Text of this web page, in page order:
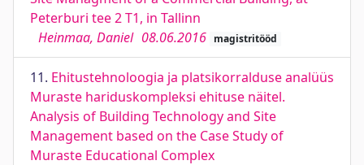
Peterburi tee 2 T1, in Tallinn
Heinmaa, Daniel 08.06.2016 magistritööd
11. Ehitustehnoloogia ja platsikorralduse analüüs
Muraste hariduskompleksi ehituse näitel.
Analysis of Building Technology and Site
Management based on the Case Study of
Muraste Educational Complex